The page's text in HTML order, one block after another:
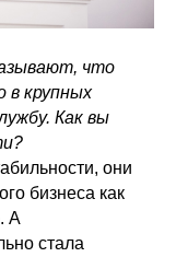
что
в крупных
Как вы
они
бизнеса как
А
стала